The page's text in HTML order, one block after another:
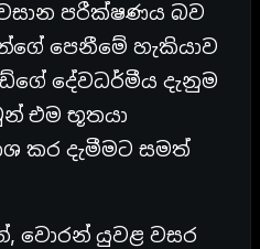
පරීක්ෂණය බව
පෙනීමේ හැකියාව
දේවධර්මීය දැනුම
එම භූතයා
කර දැමීමට සමත්
වොරන් යුවළ වසර